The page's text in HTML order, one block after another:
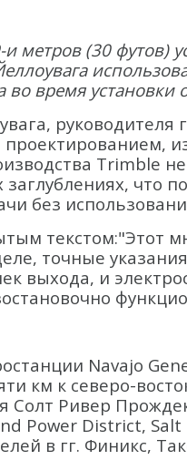
метров (30 футов)
во время установки
Trimble
что
без
точные
выхода, и
Navajo
км к северо-
Солт Ривер
Power District, Salt
в гг. Финикс,